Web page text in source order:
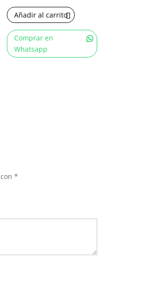
Añadir al carrito
Comprar en
Whatsapp
con*